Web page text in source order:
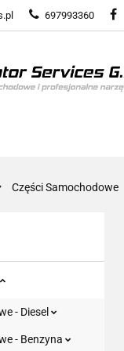
697993360
UKŁADY
Części Samochodowe
- Diesel
- Benzyna